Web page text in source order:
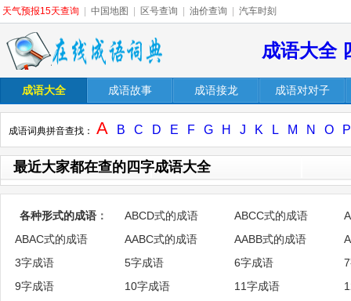
天气预报15天查询 中国地图 区号查询 油价查询 汽车时刻
成语大全
成语大全 成语故事 成语接龙 成语对对子
成语词典拼音查找： A B C D E F G H J K L M N O P
最近大家都在查的四字成语大全
各种形式的成语 ： ABCD式的成语 ABCC式的成语
ABAC式的成语
AABC式的成语 AABB式的成语
3字成语
5字成语 6字成语
9字成语
10字成语 11字成语